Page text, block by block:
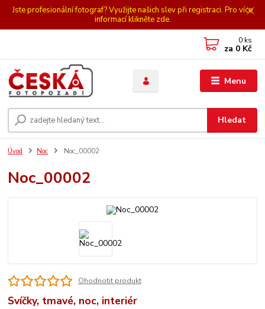
Jste profesionální fotograf? Využijte našich slev při registraci. Pro více
informací klikněte zde.
Menu
Hledat
0 ks
za 0 Kč
Úvod Noc Noc_00002
Noc_00002
Ohodnotit produkt
Svíčky, tmavé, noc, interiér